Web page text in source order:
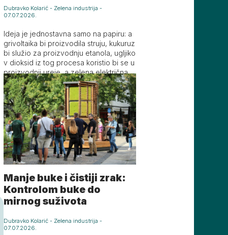
Dubravko Kolarić - Zelena industrija -
07.07.2026.
Ideja je jednostavna samo na papiru: a
grivoltaika bi proizvodila struju, kukuruz
bi služio za proizvodnju etanola, ugljiko
v dioksid iz tog procesa koristio bi se u
proizvodnji ureje, a zelena električna e
nergija pokretala bi proizvodnju vodika
i amonijaka
Manje buke i čistiji zrak:
Kontrolom buke do
mirnog suživota
Dubravko Kolarić - Zelena industrija -
07.07.2026.